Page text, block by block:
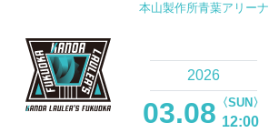
本⼭製作所⻘葉アリーナ
2026
03.08 〈SUN〉
12:00